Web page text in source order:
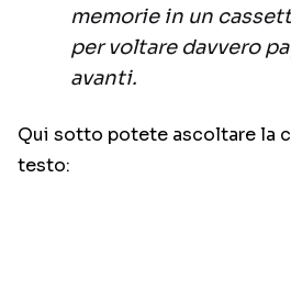
memorie in un
per voltare davvero
avanti.
Qui sotto potete ascoltare la
testo: